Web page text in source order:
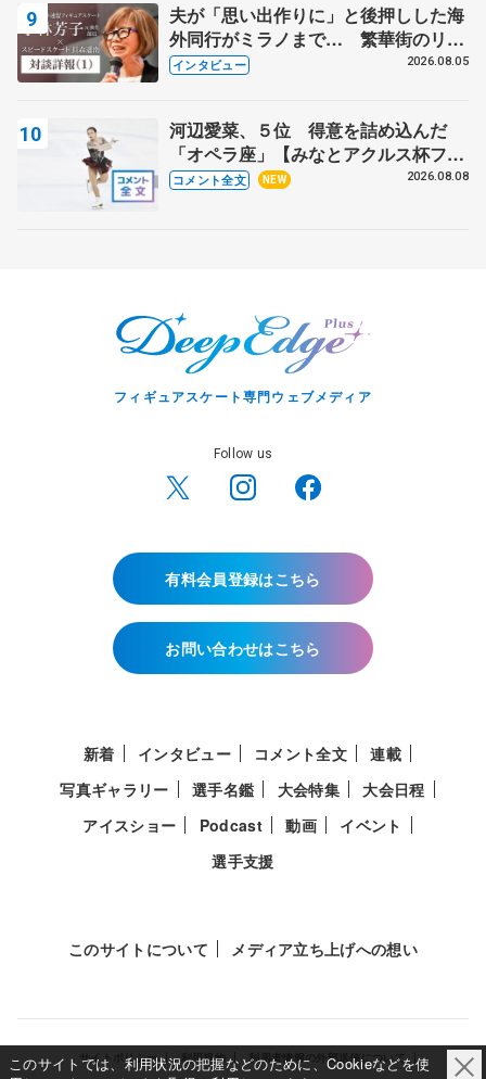
夫が「思い出作りに」と後押しした海
外同行がミラノまで… 繁華街のリン
クでは不良のお兄さんも味方に 小林
インタビュー 2026.08.05
河辺愛菜、５位 得意を詰め込んだ
「オペラ座」【みなとアクルス杯フリ
ー】
コメント全文 NEW 2026.08.08
フィギュアスケート専門ウェブメディア
Follow us
有料会員登録はこちら
お問い合わせはこちら
新着 インタビュー コメント全文
連載
写真ギャラリー
選手名鑑 大会特集
大会日程
アイスショー
Podcast 動画
イベント
選手支援
このサイトについて メディア立ち上げへの想い
サイトポリシー 利用規約
利用者情報の外部送信について
このサイトでは、利用状況の把握などのために、Cookieなどを使